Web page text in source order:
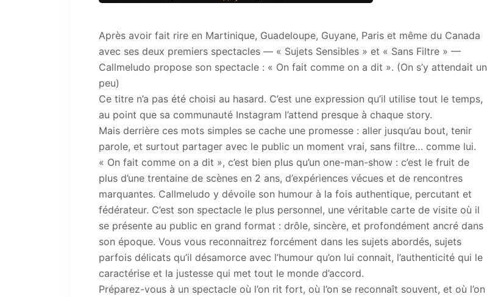
Après avoir fait rire en Martinique, Guadeloupe, Guyane, Paris et même du Canada
avec ses deux premiers spectacles — « Sujets Sensibles » et « Sans Filtre » —
Callmeludo propose son spectacle : « On fait comme on a dit ». (On s’y attendait un
peu)
Ce titre n’a pas été choisi au hasard. C’est une expression qu’il utilise tout le temps,
au point que sa communauté Instagram l’attend presque à chaque story.
Mais derrière ces mots simples se cache une promesse : aller jusqu’au bout, tenir
parole, et surtout partager avec le public un moment vrai, sans filtre… comme lui.
« On fait comme on a dit », c’est bien plus qu’un one-man-show : c’est le fruit de
plus d’une trentaine de scènes en 2 ans, d’expériences vécues et de rencontres
marquantes. Callmeludo y dévoile son humour à la fois authentique, percutant et
fédérateur. C’est son spectacle le plus personnel, une véritable carte de visite où il
se présente au public en grand format : drôle, sincère, et profondément ancré dans
son époque. Vous vous reconnaitrez forcément dans les sujets abordés, sujets
parfois délicats qu’il désamorce avec l’humour qu’on lui connait, l’authenticité qui le
caractérise et la justesse qui met tout le monde d’accord.
Préparez-vous à un spectacle où l’on rit fort, où l’on se reconnaît souvent, et où l’on